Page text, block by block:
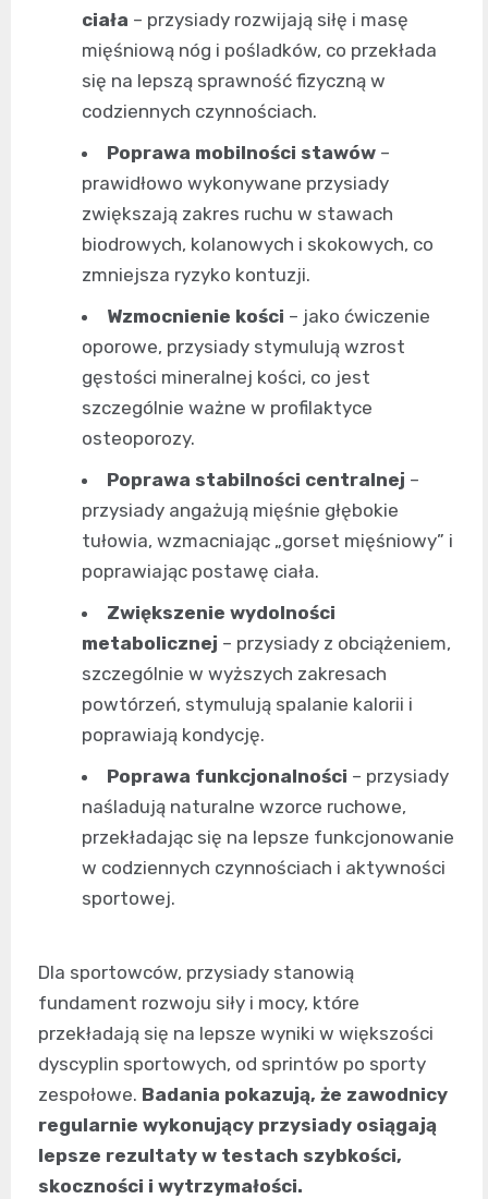
ciała – przysiady rozwijają siłę i masę
mięśniową nóg i pośladków, co przekłada
się na lepszą sprawność fizyczną w
codziennych czynnościach.
Poprawa mobilności stawów –
prawidłowo wykonywane przysiady
zwiększają zakres ruchu w stawach
biodrowych, kolanowych i skokowych, co
zmniejsza ryzyko kontuzji.
Wzmocnienie kości – jako ćwiczenie
oporowe, przysiady stymulują wzrost
gęstości mineralnej kości, co jest
szczególnie ważne w profilaktyce
osteoporozy.
Poprawa stabilności centralnej –
przysiady angażują mięśnie głębokie
tułowia, wzmacniając „gorset mięśniowy” i
poprawiając postawę ciała.
Zwiększenie wydolności
metabolicznej – przysiady z obciążeniem,
szczególnie w wyższych zakresach
powtórzeń, stymulują spalanie kalorii i
poprawiają kondycję.
Poprawa funkcjonalności – przysiady
naśladują naturalne wzorce ruchowe,
przekładając się na lepsze funkcjonowanie
w codziennych czynnościach i aktywności
sportowej.
Dla sportowców, przysiady stanowią
fundament rozwoju siły i mocy, które
przekładają się na lepsze wyniki w większości
dyscyplin sportowych, od sprintów po sporty
zespołowe. Badania pokazują, że zawodnicy
regularnie wykonujący przysiady osiągają
lepsze rezultaty w testach szybkości,
skoczności i wytrzymałości.